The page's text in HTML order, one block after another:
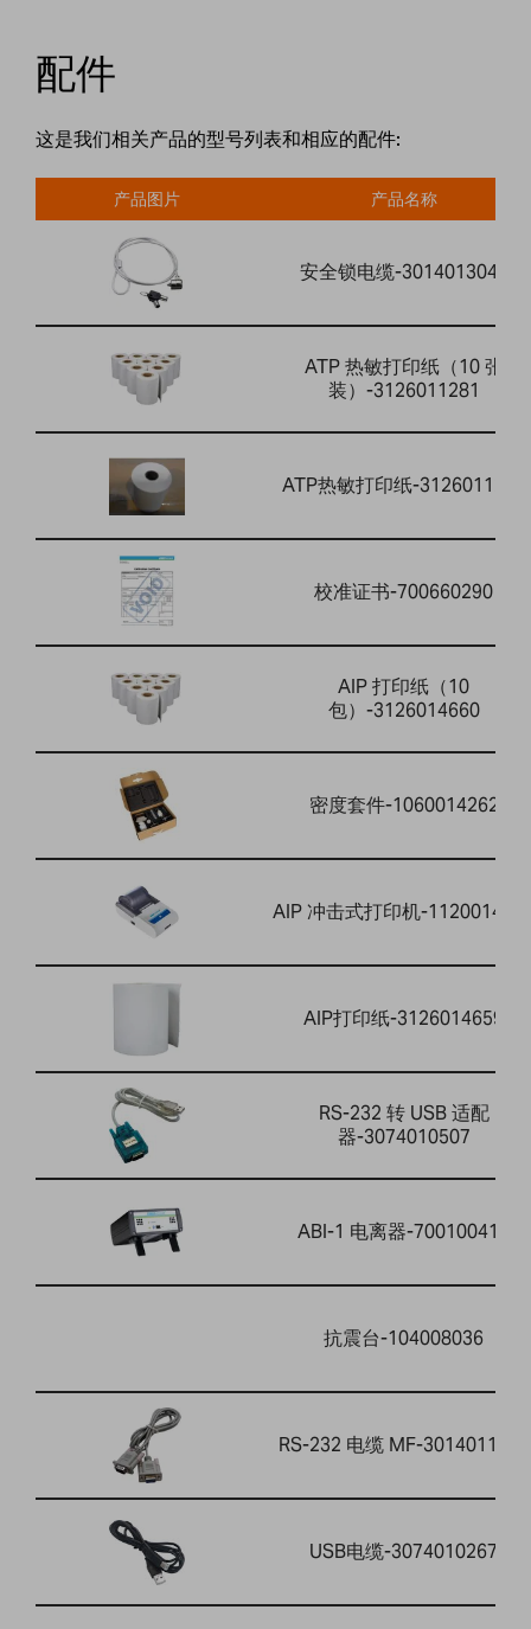
配件
这是我们相关产品的型号列表和相应的配件:
产品图片 产品名称
安全锁电缆-3014013041
ATP 热敏打印纸（10 张
装）-3126011281
ATP热敏打印纸-3126011263
校准证书-700660290
AIP 打印纸（10
包）-3126014660
密度套件-1060014262
AIP 冲击式打印机-
AIP打印纸-3126014659
RS-232 转 USB 适配
器-3074010507
ABI-1 电离器-700100410
抗震台-104008036
RS-232 电缆 MF-3014011014
USB电缆-3074010267